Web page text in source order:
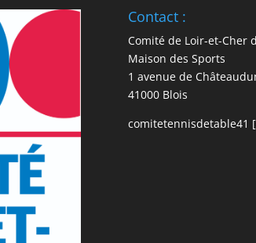
Contact :
Comité de Loir-et-Cher
Maison des Sports
1 avenue de
41000 Blois
comitetennisdetable41